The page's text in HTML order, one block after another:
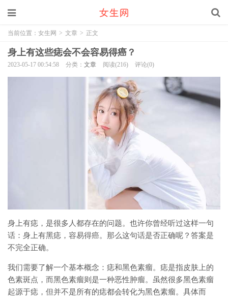
当前位置： 女生网 > 文章 > 正文
身上有这些痣会不会容易得癌？
2023-05-17 00:54:58 分类： 文章 阅读(216) 评论(0)
身上有痣，是很多人都存在的问题。也许你曾经听过这样一句
话：身上有黑痣，容易得癌。那么这句话是否正确呢？答案是
不完全正确。
我们需要了解一个基本概念：痣和黑色素瘤。痣是指皮肤上的
色素斑点，而黑色素瘤则是一种恶性肿瘤。虽然很多黑色素瘤
起源于痣，但并不是所有的痣都会转化为黑色素瘤。具体而